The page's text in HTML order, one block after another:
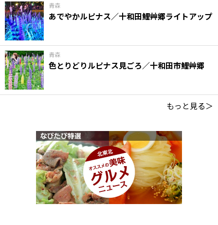
青森
あでやかルピナス／十和田鯉艸郷ライトアップ
青森
色とりどりルピナス見ごろ／十和田市鯉艸郷
もっと見る＞